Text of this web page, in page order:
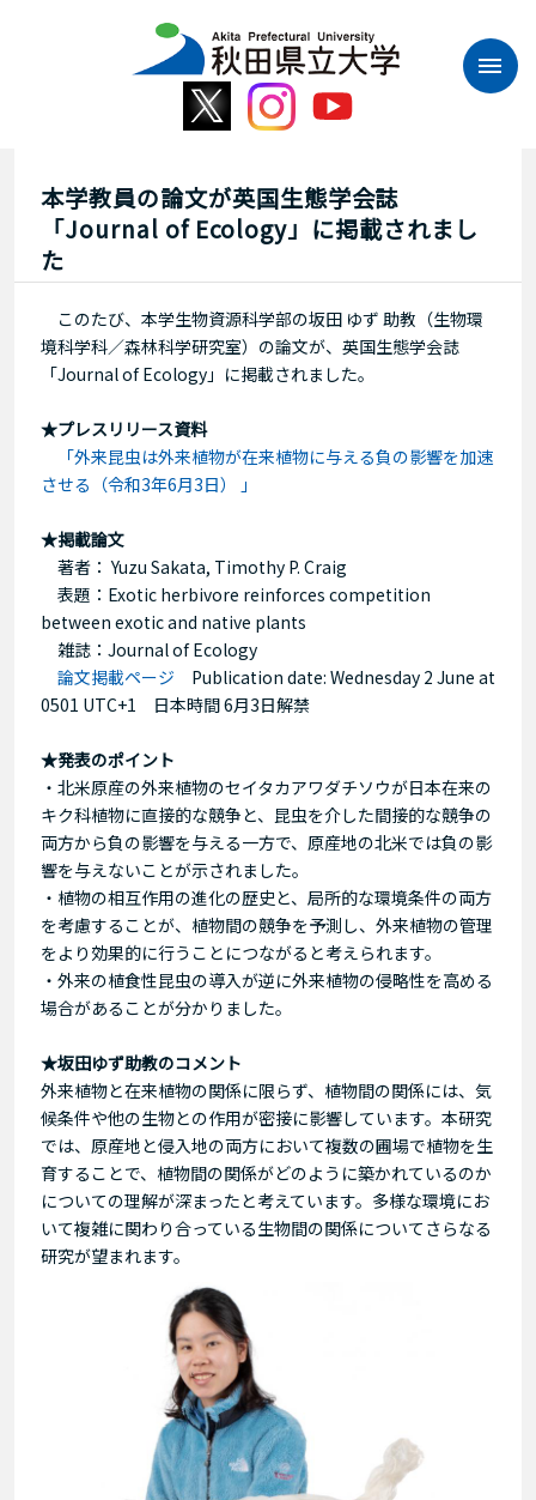
本学教員の論文が英国生態学会誌
「Journal of Ecology」に掲載されまし
た
このたび、本学生物資源科学部の坂田 ゆず 助教（生物環
境科学科／森林科学研究室）の論文が、英国生態学会誌
「Journal of Ecology」に掲載されました。
★プレスリリース資料
「外来昆虫は外来植物が在来植物に与える負の影響を加速
させる（令和3年6月3日） 」
★掲載論文
著者： Yuzu Sakata, Timothy P. Craig
表題：Exotic herbivore reinforces competition
between exotic and native plants
雑誌：Journal of Ecology
論文掲載ページ Publication date: Wednesday 2 June at
0501 UTC+1 日本時間 6月3日解禁
★発表のポイント
・北米原産の外来植物のセイタカアワダチソウが日本在来の
キク科植物に直接的な競争と、昆虫を介した間接的な競争の
両方から負の影響を与える一方で、原産地の北米では負の影
響を与えないことが示されました。
・植物の相互作用の進化の歴史と、局所的な環境条件の両方
を考慮することが、植物間の競争を予測し、外来植物の管理
をより効果的に行うことにつながると考えられます。
・外来の植食性昆虫の導入が逆に外来植物の侵略性を高める
場合があることが分かりました。
★坂田ゆず助教のコメント
外来植物と在来植物の関係に限らず、植物間の関係には、気
候条件や他の生物との作用が密接に影響しています。本研究
では、原産地と侵入地の両方において複数の圃場で植物を生
育することで、植物間の関係がどのように築かれているのか
についての理解が深まったと考えています。多様な環境にお
いて複雑に関わり合っている生物間の関係についてさらなる
研究が望まれます。